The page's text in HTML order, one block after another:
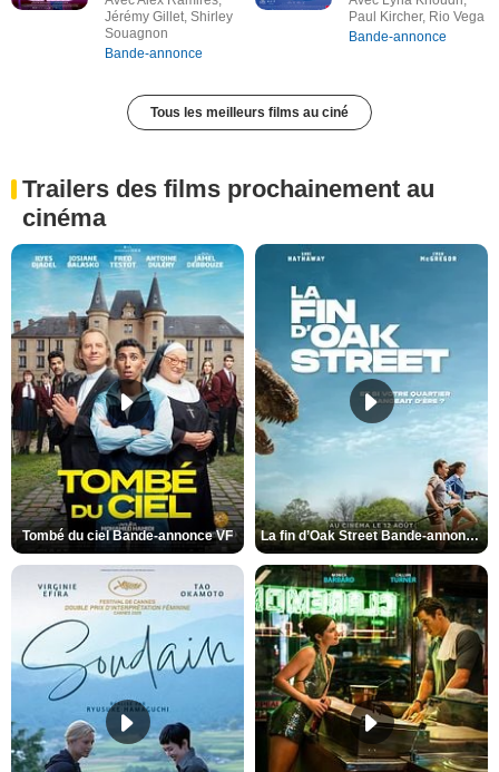
Jérémy Gillet, Shirley
Souagnon
Bande-annonce
Paul Kircher, Rio Vega
Bande-annonce
Tous les meilleurs films au ciné
Trailers des films prochainement au
cinéma
Tombé du ciel Bande-annonce VF La fin d’Oak Street Bande-annonce VO STFR